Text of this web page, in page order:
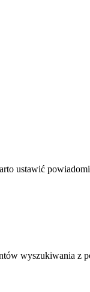
ustawić
wyszukiwania z